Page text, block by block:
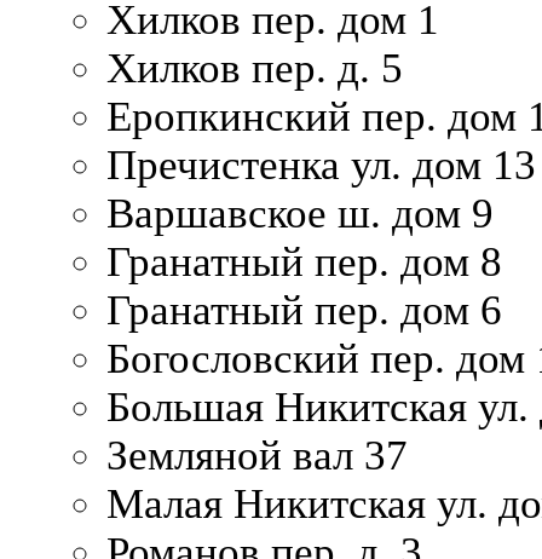
Хилков пер. дом 1
Хилков пер. д. 5
Еропкинский пер. дом
Пречистенка ул. дом 13
Варшавское ш. дом 9
Гранатный пер. дом 8
Гранатный пер. дом 6
Богословский пер.
Большая Никитская
Земляной вал 37
Малая Никитская ул.